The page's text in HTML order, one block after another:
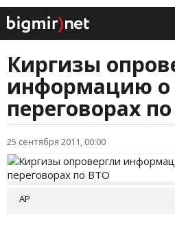
Киргизы
информацию о
переговорах
25 сентября 2011, 00:00
АР